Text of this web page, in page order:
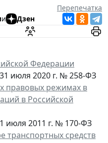
Перепечатка
и Дзен
Федерации
июля 2020 г. № 258-ФЗ
правовых режимах в
в Российской
июля 2011 г. № 170-ФЗ
транспортных средств